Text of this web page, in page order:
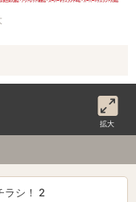
拡大
ラシ！ 2